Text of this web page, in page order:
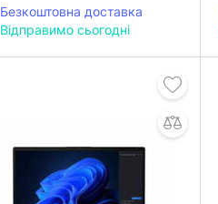
Безкоштовна доставка
Відправимо сьогодні